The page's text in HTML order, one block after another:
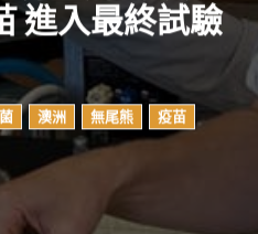
進入最終試驗
澳洲 無尾熊
疫苗